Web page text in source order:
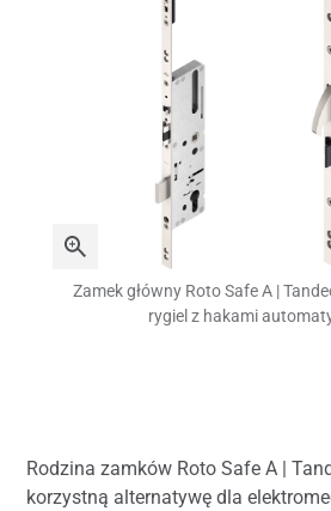
Zamek główny Roto Safe A |
rygiel z hakami
Rodzina zamków Roto Safe A |
korzystną alternatywę dla